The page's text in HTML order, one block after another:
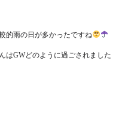
的雨の日が多かったですね
はGWどのように過ごされました